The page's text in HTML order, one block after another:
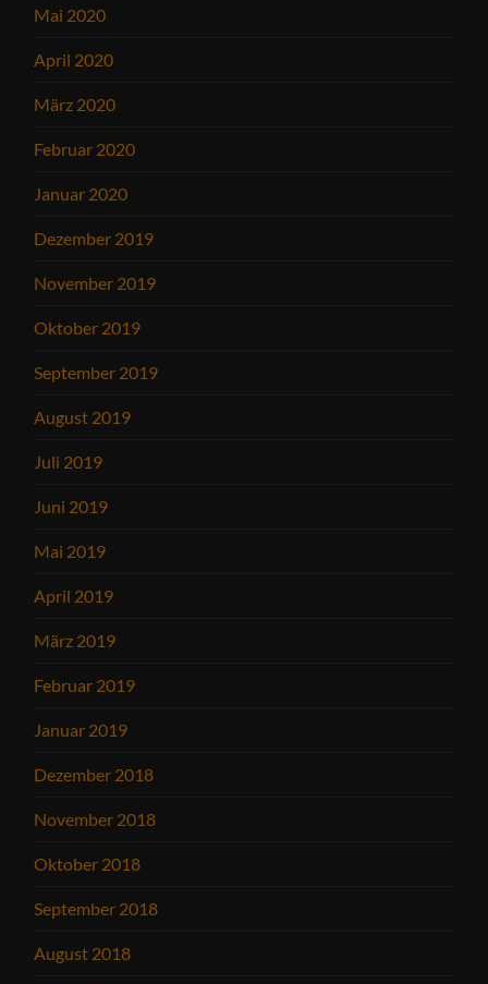
Mai 2020
April 2020
März 2020
Februar 2020
Januar 2020
Dezember 2019
November 2019
Oktober 2019
September 2019
August 2019
Juli 2019
Juni 2019
Mai 2019
April 2019
März 2019
Februar 2019
Januar 2019
Dezember 2018
November 2018
Oktober 2018
September 2018
August 2018